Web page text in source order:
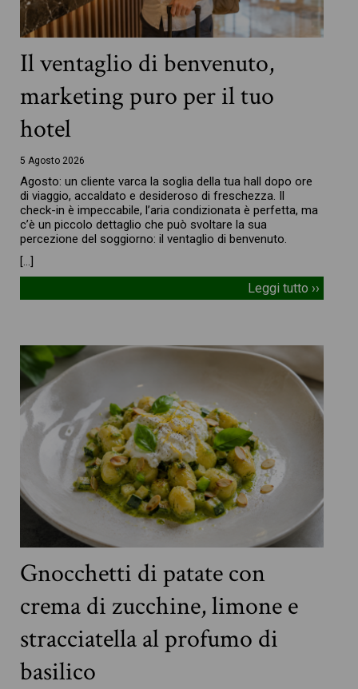
Il ventaglio di benvenuto,
marketing puro per il tuo
hotel
5 Agosto 2026
Agosto: un cliente varca la soglia della tua hall dopo ore
di viaggio, accaldato e desideroso di freschezza. Il
check-in è impeccabile, l’aria condizionata è perfetta, ma
c’è un piccolo dettaglio che può svoltare la sua
percezione del soggiorno: il ventaglio di benvenuto.
[…]
Leggi tutto ››
Gnocchetti di patate con
crema di zucchine, limone e
stracciatella al profumo di
basilico